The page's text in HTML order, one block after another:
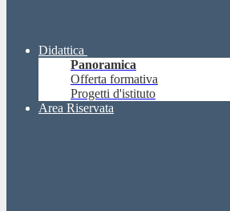
Didattica
Panoramica
Offerta formativa
Progetti d'istituto
Area Riservata